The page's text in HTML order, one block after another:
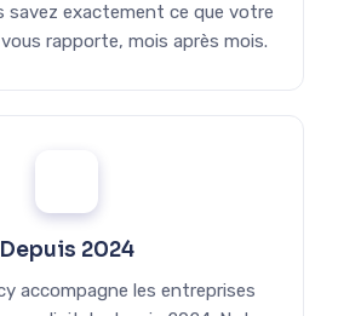
savez exactement ce que votre
rapporte, mois après mois.
Depuis 2024
accompagne les entreprises